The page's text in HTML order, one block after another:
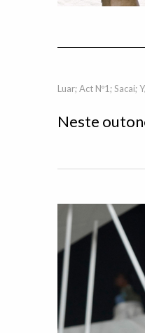
Luar; Act Nº1;
Neste